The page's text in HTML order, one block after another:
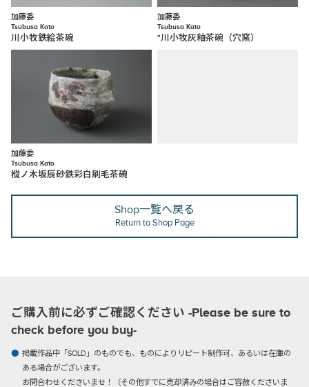
加藤委
Tsubusa Kato
川小牧鉄絵茶碗
加藤委
Tsubusa Kato
*川小牧灰釉茶碗（穴窯）
加藤委
Tsubusa Kato
樅ノ木坂辰砂鉄彩白刷毛茶碗
Shop一覧へ戻る
Return to Shop Page
ご購入前に必ずご確認ください -Please be sure to
check before you buy-
掲載作品中「SOLD」のものでも、ものによりリピート制作可、あるいは在庫の
ある場合がございます。
お問合わせくださいませ！（その他すでに売却済みの場合はご容赦くださいま